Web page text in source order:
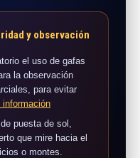
y observación
el uso de gafas
la observación
para evitar
información
puesta de sol,
que mire hacia el
o montes.